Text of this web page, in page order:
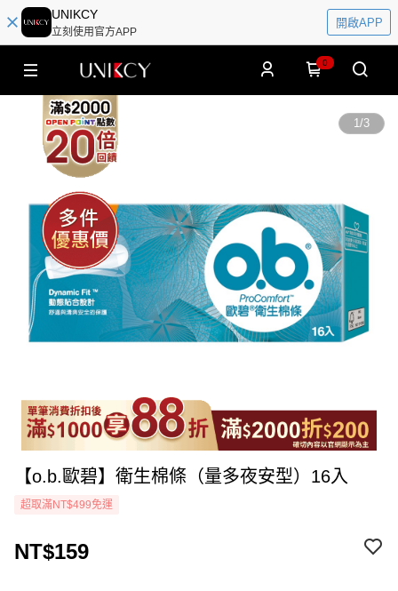
UNIKCY
立刻使用官方APP
開啟APP
0
1/3
【o.b.歐碧】衛生棉條（量多夜安型）16入
超取滿NT$499免運
NT$159